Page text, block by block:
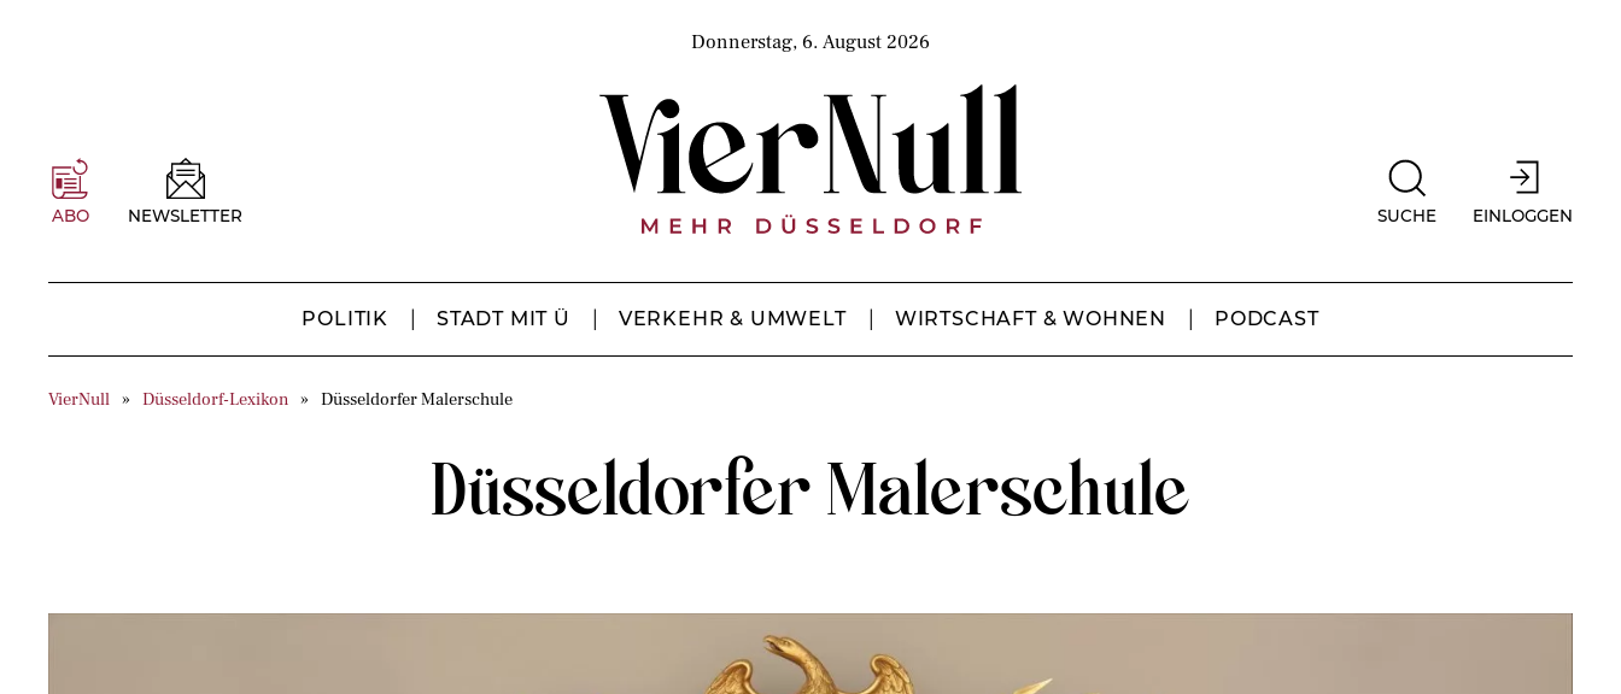
Donnerstag, 6. August 2026
ABO NEWSLETTER SUCHE EINLOGGEN
POLITIK STADT MIT Ü VERKEHR & UMWELT WIRTSCHAFT & WOHNEN PODCAST
VierNull Düsseldorf-Lexikon Düsseldorfer Malerschule
Düsseldorfer Malerschule